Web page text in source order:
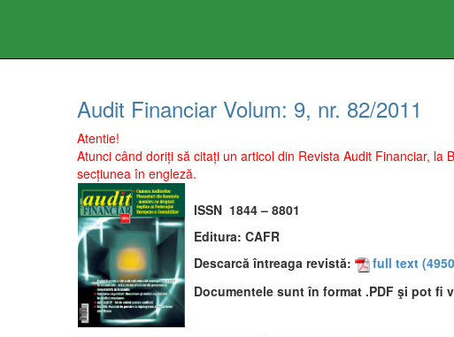
Audit Financiar Volum: 9, nr. 82/2011
Atentie!
Atunci când doriți să citați un articol din Revista Audit Financiar,
secțiunea în engleză.
ISSN 1844 – 8801
Editura: CAFR
Descarcă întreaga revistă:
full text
Documentele sunt în format .PDF şi pot fi